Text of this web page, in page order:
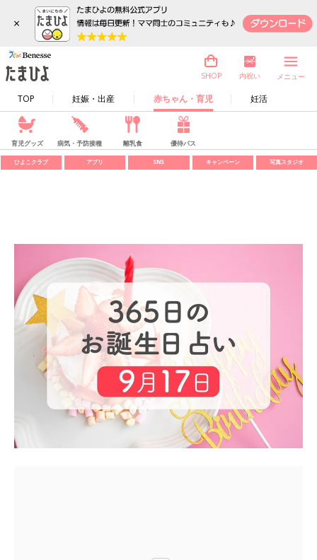
×
TOP 妊娠・出産 赤ちゃん・育児 妊活
SHOP 内祝い メニュー
育児グッズ 病気・予防接種 離乳食 優待パス
ひよこクラブ アプリ SNS キャンペーン 写真スタジオ